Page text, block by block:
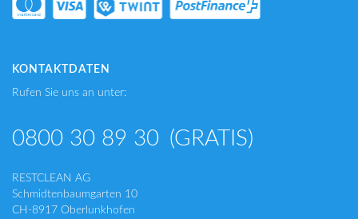
KONTAKTDATEN
Rufen Sie uns an unter:
0800 30 89 30 (GRATIS)
RESTCLEAN AG
Schmidtenbaumgarten 10
CH-8917 Oberlunkhofen